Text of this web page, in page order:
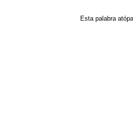
Esta palabra